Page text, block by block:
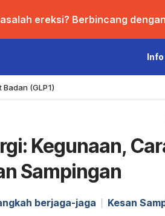
ereksi? Berbincang
(GLP1)
Kegunaan,
Sampingan
berjaga-jaga Kesan